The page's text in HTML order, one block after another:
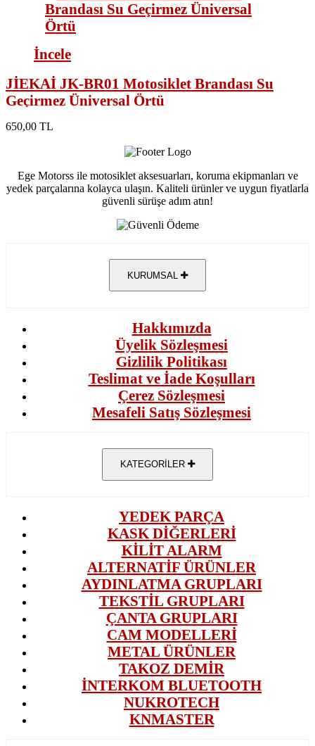
İncele
JİEKAİ JK-BR01 Motosiklet Brandası Su
Geçirmez Üniversal Örtü
650,00 TL
Ege Motorss ile motosiklet aksesuarları, koruma ekipmanları ve
yedek parçalarına kolayca ulaşın. Kaliteli ürünler ve uygun fiyatlarla
güvenli sürüşe adım atın!
KURUMSAL
Hakkımızda
Üyelik Sözleşmesi
Gizlilik Politikası
Teslimat ve İade Koşulları
Çerez Sözleşmesi
Mesafeli Satış Sözleşmesi
KATEGORİLER
YEDEK PARÇA
KASK DİĞERLERİ
KİLİT ALARM
ALTERNATİF ÜRÜNLER
AYDINLATMA GRUPLARI
TEKSTİL GRUPLARI
ÇANTA GRUPLARI
CAM MODELLERİ
METAL ÜRÜNLER
TAKOZ DEMİR
İNTERKOM BLUETOOTH
NUKROTECH
KNMASTER